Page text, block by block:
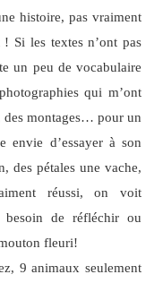
histoire, pas vraiment
Si les textes n’ont pas
un peu de vocabulaire
qui m’ont
des montages… pour un
envie d’essayer à son
des pétales une vache,
réussi, on voit
besoin de réfléchir ou
fleuri!
9 animaux seulement